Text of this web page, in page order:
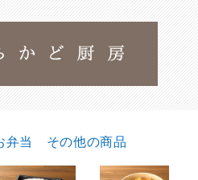
弁当 その他の商品